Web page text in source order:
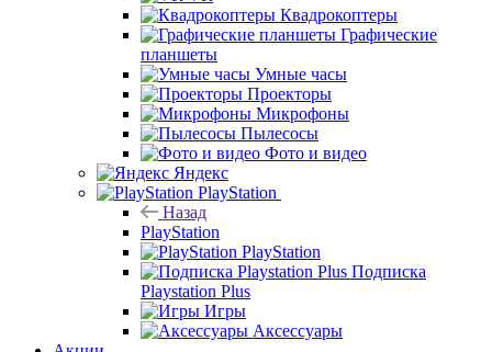
Квадрокоптеры
Графические
планшеты
Умные часы
Проекторы
Микрофоны
Пылесосы
Фото и видео
Яндекс
PlayStation
Назад
PlayStation
PlayStation
Подписка
Playstation Plus
Игры
Аксессуары